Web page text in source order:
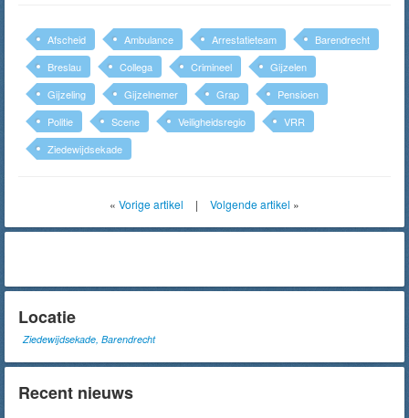
Afscheid Ambulance Arrestatieteam
Barendrecht
Breslau
Collega Crimineel
Gijzelen
Gijzeling
Gijzelnemer Grap
Pensioen
Politie
Scene Veiligheidsregio
VRR
Ziedewijdsekade
« Vorige artikel | Volgende artikel »
Locatie
Ziedewijdsekade, Barendrecht
Recent nieuws